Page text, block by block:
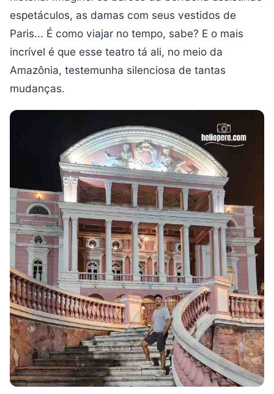
espetáculos, as damas com seus vestidos de
Paris... É como viajar no tempo, sabe? E o mais
incrível é que esse teatro tá ali, no meio da
Amazônia, testemunha silenciosa de tantas
mudanças.